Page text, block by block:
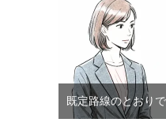
既定路線のとおり